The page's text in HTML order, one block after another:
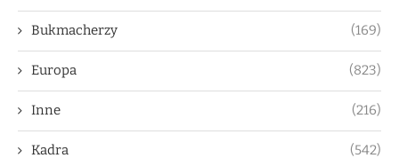
Bukmacherzy (169)
Europa (823)
Inne (216)
Kadra (542)